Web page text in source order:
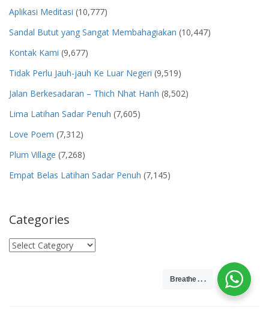
Aplikasi Meditasi (10,777)
Sandal Butut yang Sangat Membahagiakan (10,447)
Kontak Kami (9,677)
Tidak Perlu Jauh-jauh Ke Luar Negeri (9,519)
Jalan Berkesadaran – Thich Nhat Hanh (8,502)
Lima Latihan Sadar Penuh (7,605)
Love Poem (7,312)
Plum Village (7,268)
Empat Belas Latihan Sadar Penuh (7,145)
Categories
Categories
Breathe . . .